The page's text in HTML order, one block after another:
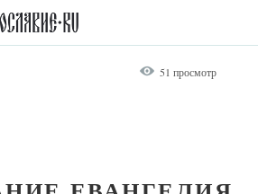
51 просмотр